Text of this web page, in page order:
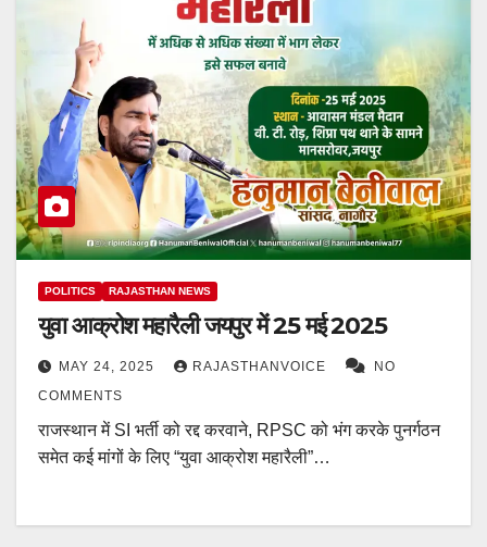
POLITICS RAJASTHAN NEWS
युवा आक्रोश महारैली जयपुर में 25 मई 2025
MAY 24, 2025 RAJASTHANVOICE
NO
COMMENTS
राजस्थान में SI भर्ती को रद्द करवाने, RPSC को भंग करके पुनर्गठन
समेत कई मांगों के लिए “युवा आक्रोश महारैली”…